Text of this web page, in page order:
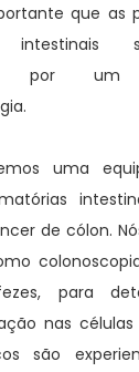
que as
intestinais
por um
uma
de cólon.
para
nas
são